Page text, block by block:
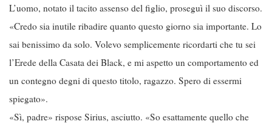
L’uomo, notato il tacito assenso del figlio, proseguì il suo discorso.
«Credo sia inutile ribadire quanto questo giorno sia importante. Lo
sai benissimo da solo. Volevo semplicemente ricordarti che tu sei
l’Erede della Casata dei Black, e mi aspetto un comportamento ed
un contegno degni di questo titolo, ragazzo. Spero di essermi
spiegato».
«Sì, padre» rispose Sirius, asciutto. «So esattamente quello che